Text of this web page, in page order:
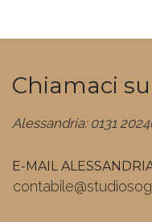
Chiamaci
Alessandria: 0131
E-MAIL